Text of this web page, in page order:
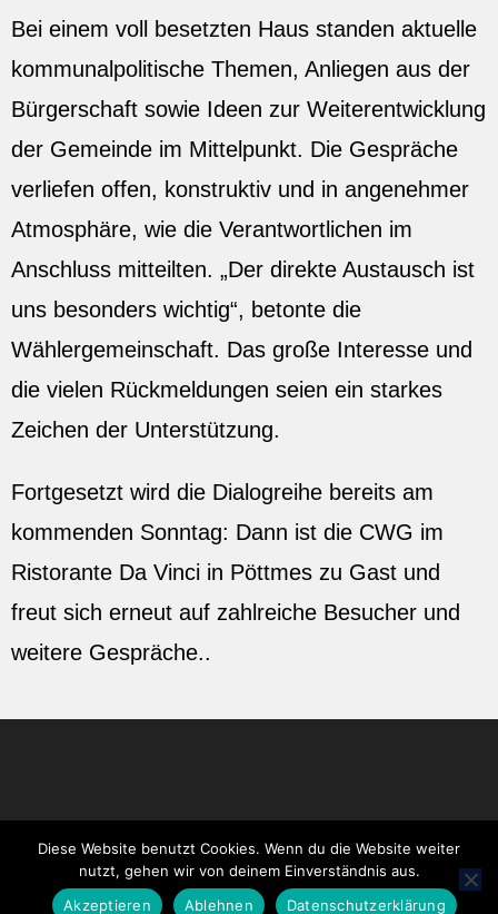
Bei einem voll besetzten Haus standen aktuelle
kommunalpolitische Themen, Anliegen aus der
Bürgerschaft sowie Ideen zur Weiterentwicklung
der Gemeinde im Mittelpunkt. Die Gespräche
verliefen offen, konstruktiv und in angenehmer
Atmosphäre, wie die Verantwortlichen im
Anschluss mitteilten. „Der direkte Austausch ist
uns besonders wichtig“, betonte die
Wählergemeinschaft. Das große Interesse und
die vielen Rückmeldungen seien ein starkes
Zeichen der Unterstützung.
Fortgesetzt wird die Dialogreihe bereits am
kommenden Sonntag: Dann ist die CWG im
Ristorante Da Vinci in Pöttmes zu Gast und
freut sich erneut auf zahlreiche Besucher und
weitere Gespräche..
Impressum Datenschutz
Diese Website benutzt Cookies. Wenn du die Website weiter
nutzt, gehen wir von deinem Einverständnis aus.
Akzeptieren
Ablehnen Datenschutzerklärung